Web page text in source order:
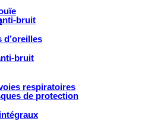
bruit
d’oreilles
bruit
respiratoires
de protection